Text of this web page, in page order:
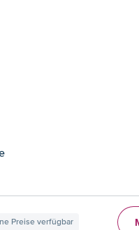
Preise verfügbar